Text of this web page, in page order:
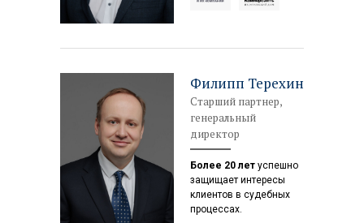
Филипп Терехин
Старший партнер,
генеральный
директор
Более 20 лет успешно
защищает интересы
клиентов в судебных
процессах.